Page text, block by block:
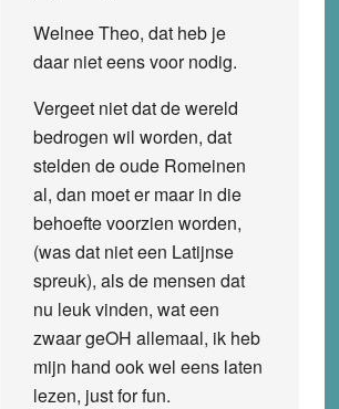
Welnee Theo, dat heb je
daar niet eens voor nodig.
Vergeet niet dat de wereld
bedrogen wil worden, dat
stelden de oude Romeinen
al, dan moet er maar in die
behoefte voorzien worden,
(was dat niet een Latijnse
spreuk), als de mensen dat
nu leuk vinden, wat een
zwaar geOH allemaal, ik heb
mijn hand ook wel eens laten
lezen, just for fun.